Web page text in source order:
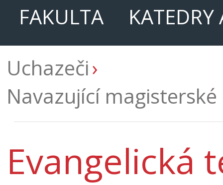
FAKULTA
KATEDRY
Uchazeči
Navazující
Evangelická